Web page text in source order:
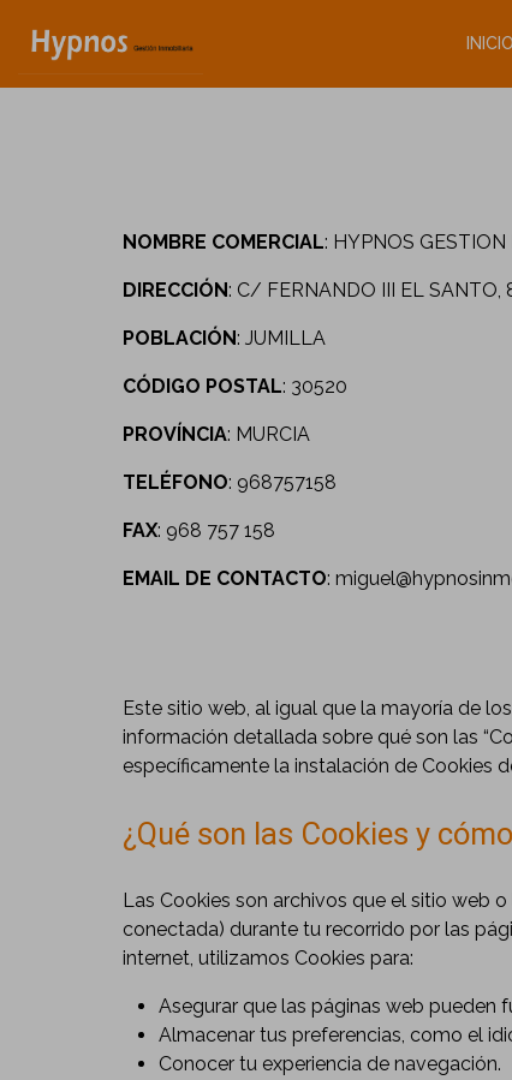
INICIO
NOMBRE COMERCIAL: HYPNOS
DIRECCIÓN: C/ FERNANDO III EL SANTO,
POBLACIÓN: JUMILLA
CÓDIGO POSTAL: 30520
PROVÍNCIA: MURCIA
TELÉFONO: 968757158
FAX: 968 757 158
EMAIL DE CONTACTO:
Este sitio web, al igual que la mayoría de
información detallada sobre qué son las
específicamente la instalación de Cookies
¿Qué son las Cookies y
Las Cookies son archivos que el sitio web
conectada) durante tu recorrido por las
internet, utilizamos Cookies para:
Asegurar que las páginas web pueden
Almacenar tus preferencias, como el
Conocer tu experiencia de navegación.